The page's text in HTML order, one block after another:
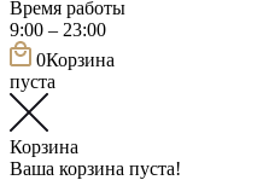
Время работы
9:00 – 23:00
0Корзина
пуста
Корзина
Ваша корзина пуста!